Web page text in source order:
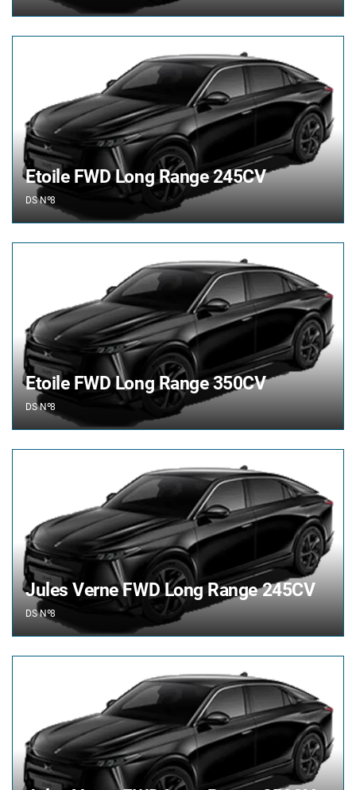
DSNº8
Etoile FWD Long Range 245CV
DSNº8
Etoile FWD Long Range 350CV
DSNº8
Jules Verne FWD Long Range 245CV